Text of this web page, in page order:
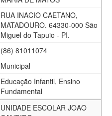
RUA INACIO CAETANO,
MATADOURO. 64330-000 São
Miguel do Tapuio - PI.
(86) 81011074
Municipal
Educação Infantil, Ensino
Fundamental
UNIDADE ESCOLAR JOAO